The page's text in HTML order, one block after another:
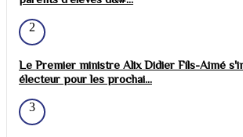
2
Le Premier ministre Alix Didier Fils-Aimé
électeur pour les prochai...
3